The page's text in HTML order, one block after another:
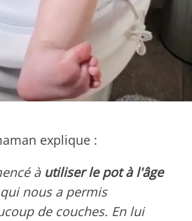
explique :
à utiliser le pot à l'âge
nous a permis
de couches. En lui